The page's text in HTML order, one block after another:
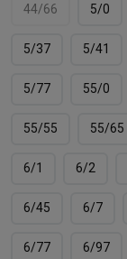
44/66 5/0
5/37 5/41
5/77 55/0
55/55 55/65
6/1 6/2
6/45 6/7
6/77 6/97